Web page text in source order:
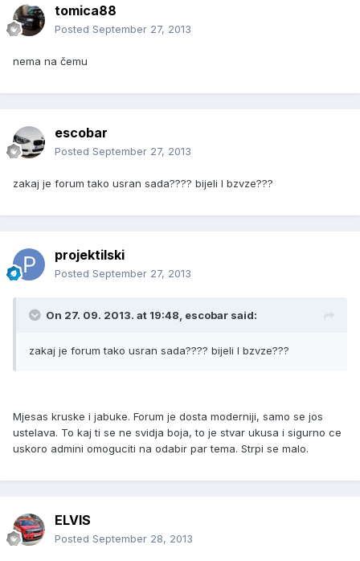
tomica88
Posted September 27, 2013
nema na čemu
escobar
Posted September 27, 2013
zakaj je forum tako usran sada???? bijeli I bzvze???
projektilski
Posted September 27, 2013
On 27. 09. 2013. at 19:48, escobar said:
zakaj je forum tako usran sada???? bijeli I bzvze???
Mjesas kruske i jabuke. Forum je dosta moderniji, samo se jos
ustelava. To kaj ti se ne svidja boja, to je stvar ukusa i sigurno ce
uskoro admini omoguciti na odabir par tema. Strpi se malo.
ELVIS
Posted September 28, 2013